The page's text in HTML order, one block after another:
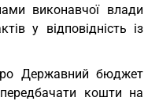
виконавчої влади
у відповідність із
Державний бюджет
кошти на